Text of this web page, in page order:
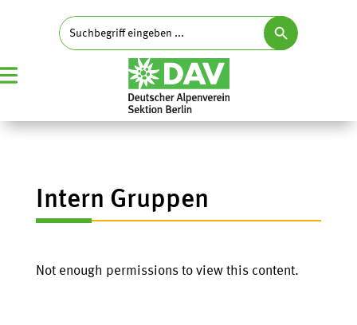
Search
for:
Search Button
Intern Gruppen
Not enough permissions to view this content.